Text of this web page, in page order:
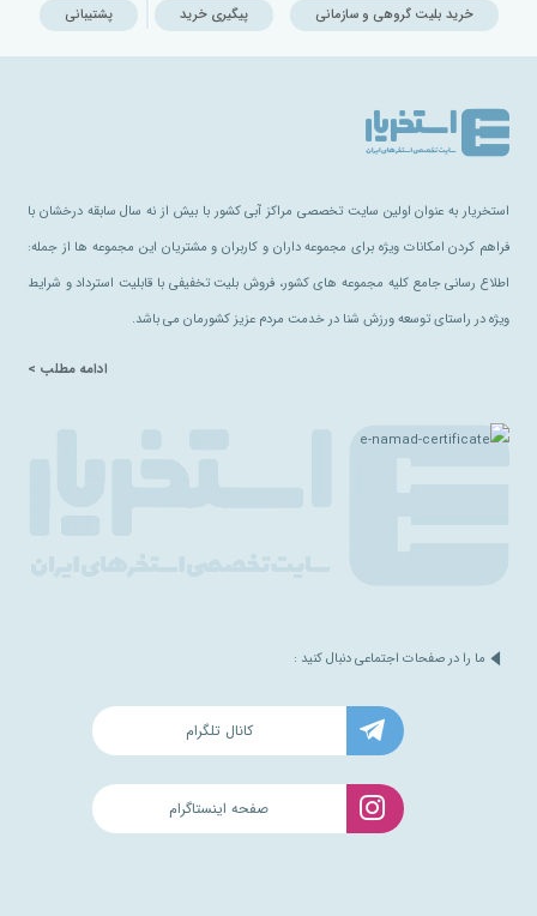
خرید بلیت گروهی و سازمانی پیگیری خرید پشتیبانی
استخریار به عنوان اولین سایت تخصصی مراکز آبی کشور با بیش از نه سال سابقه درخشان با
فراهم کردن امکانات ویژه برای مجموعه داران و کاربران و مشتریان این مجموعه ها از جمله:
اطلاع رسانی جامع کلیه مجموعه های کشور، فروش بلیت تخفیفی با قابلیت استرداد و شرایط
ویژه در راستای توسعه ورزش شنا در خدمت مردم عزیز کشورمان می باشد.
ادامه مطلب >
ما را در صفحات اجتماعی دنبال کنید :
کانال تلگرام
صفحه اینستاگرام